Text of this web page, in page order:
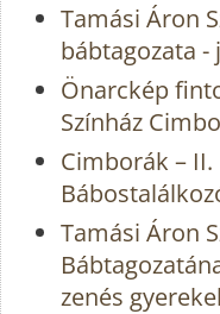
Tamási Áron
bábtagozata
Önarckép
Színház
Cimborák –
Tamási Áron
zenés